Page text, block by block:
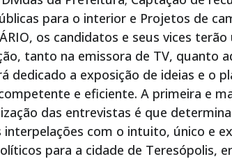
para o interior e Projetos de
os candidatos e seus vices
tanto na emissora de TV, quanto
dedicado a exposição de ideias e o
e eficiente. A primeira e
das entrevistas é que
interpelações com o intuito, único e
para a cidade de Teresópolis,